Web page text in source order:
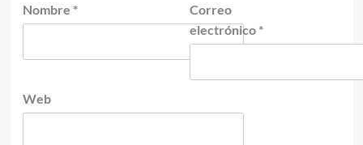
Nombre *
Correo
electrónico *
Web